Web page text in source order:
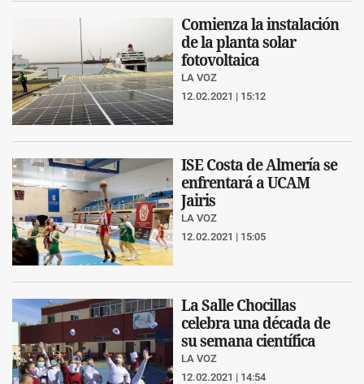
Comienza la instalación
de la planta solar
fotovoltaica
LA VOZ
12.02.2021 | 15:12
ISE Costa de Almería se
enfrentará a UCAM
Jairis
LA VOZ
12.02.2021 | 15:05
La Salle Chocillas
celebra una década de
su semana científica
LA VOZ
12.02.2021 | 14:54